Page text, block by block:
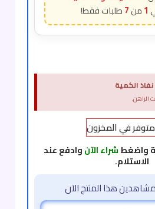
1
7
الكمية
الراهن.
في المخزون
واضغطشراء الآنوادفع عند
الاستلام.
هذا المنتج الآن